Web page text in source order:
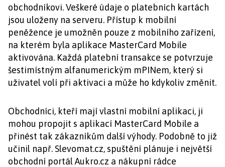
obchodníkovi. Veškeré údaje o platebních kartách
jsou uloženy na serveru. Přístup k mobilní
peněžence je umožněn pouze z mobilního zařízení,
na kterém byla aplikace MasterCard Mobile
aktivována. Každá platební transakce se potvrzuje
šestimístným alfanumerickým mPINem, který si
uživatel volí při aktivaci a může ho kdykoliv změnit.
Obchodníci, kteří mají vlastní mobilní aplikaci, ji
mohou propojit s aplikací MasterCard Mobile a
přinést tak zákazníkům další výhody. Podobně to již
učinil např. Slevomat.cz, spuštění plánuje i největší
obchodní portál Aukro.cz a nákupní rádce